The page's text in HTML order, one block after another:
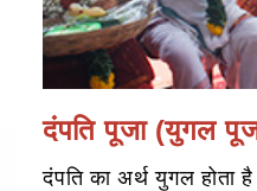
दंपति पूजा (युगल
दंपति का अर्थ युगल होता